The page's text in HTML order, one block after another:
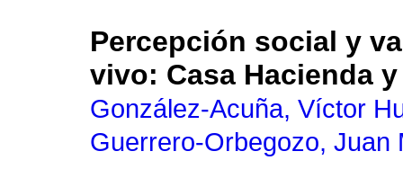
Percepción social y
vivo: Casa Hacienda
González-Acuña, Víctor
Guerrero-Orbegozo, Juan